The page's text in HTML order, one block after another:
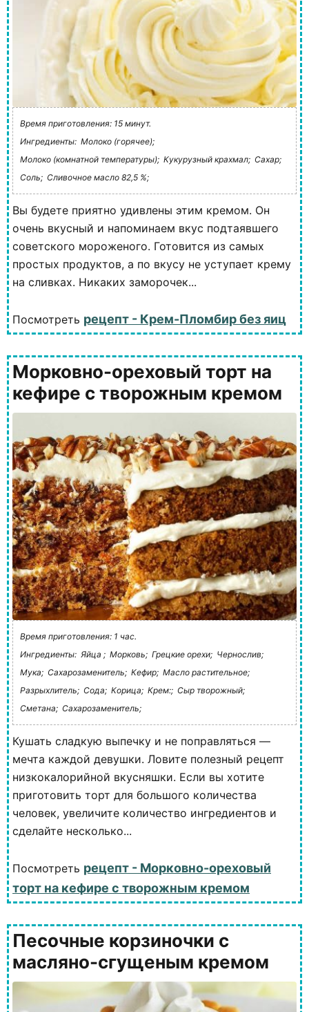
Время приготовления: 15 минут.
Ингредиенты: Молоко (горячее);
Молоко (комнатной температуры); Кукурузный крахмал; Сахар;
Соль; Сливочное масло 82,5 %;
Вы будете приятно удивлены этим кремом. Он
очень вкусный и напоминаем вкус подтаявшего
советского мороженого. Готовится из самых
простых продуктов, а по вкусу не уступает крему
на сливках. Никаких заморочек...
Посмотреть рецепт - Крем-Пломбир без яиц
Морковно-ореховый торт на
кефире с творожным кремом
Время приготовления: 1 час.
Ингредиенты: Яйца ; Морковь; Грецкие орехи; Чернослив;
Мука; Сахарозаменитель; Кефир; Масло растительное;
Разрыхлитель; Сода; Корица; Крем:; Сыр творожный;
Сметана; Сахарозаменитель;
Кушать сладкую выпечку и не поправляться —
мечта каждой девушки. Ловите полезный рецепт
низкокалорийной вкусняшки. Если вы хотите
приготовить торт для большого количества
человек, увеличите количество ингредиентов и
сделайте несколько...
Посмотреть рецепт - Морковно-ореховый
торт на кефире с творожным кремом
Песочные корзиночки с
масляно-сгущеным кремом